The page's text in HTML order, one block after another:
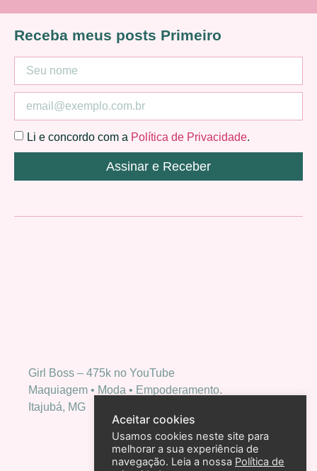
Girl Boss – 475k no YouTube
Maquiagem • Moda • Empoderamento.
Itajubá, MG
Receba meus posts Primeiro
Li e concordo com a Política de Privacidade.
Assinar e Receber
Aceitar cookies
Usamos cookies neste site para
melhorar a sua experiência de
navegação. Leia a nossa Política de